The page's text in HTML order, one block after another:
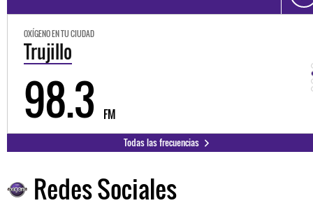
OXÍGENO EN TU CIUDAD
Trujillo
98.3 FM
Todas las frecuencias
Redes Sociales